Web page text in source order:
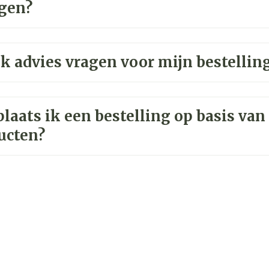
advies vragen voor mijn
ik een bestelling op basis van